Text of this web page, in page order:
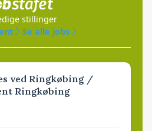
stillinger
Se alle jobs
ved Ringkøbing /
Ringkøbing